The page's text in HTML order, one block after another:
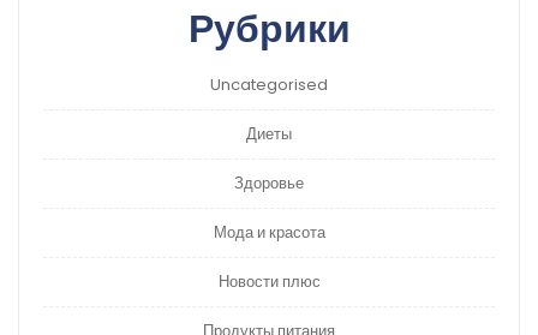
Рубрики
Uncategorised
Диеты
Здоровье
Мода и красота
Новости плюс